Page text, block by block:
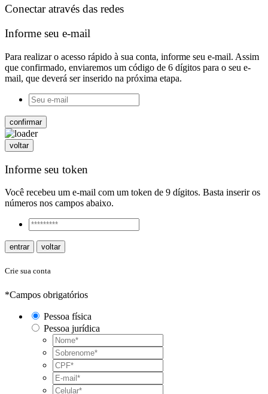
Conectar através das redes
Informe seu e-mail
Para realizar o acesso rápido à sua conta, informe seu e-mail. Assim
que confirmado, enviaremos um código de 6 dígitos para o seu e-
mail, que deverá ser inserido na próxima etapa.
confirmar
voltar
Informe seu token
Você recebeu um e-mail com um token de 9 dígitos. Basta inserir os
números nos campos abaixo.
entrar voltar
Crie sua conta
*Campos obrigatórios
Pessoa física
Pessoa jurídica